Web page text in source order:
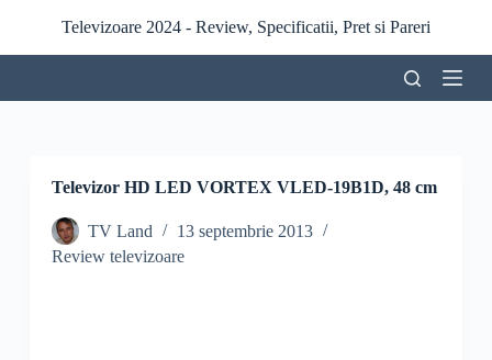
r
l
Televizoare 2024 - Review, Specificatii, Pret si Pareri
Televizor HD LED VORTEX VLED-19B1D, 48 cm
TV Land
13 septembrie 2013
Review televizoare